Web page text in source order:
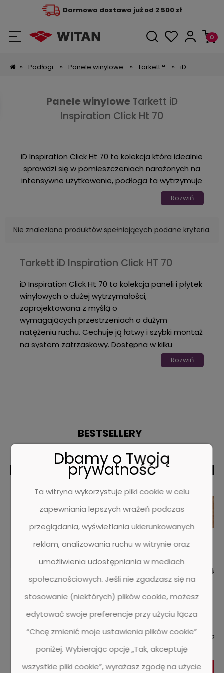
Darmowa dostawa już od 2 500 zł
» Podłogi » Panele winylowe » Tarkett™ » iD
Panele winyloweTarkett iD
Inspiration Click Ht 70
iD Inspiration Click Ht 70 to kolekcja która idealnie
sprawdzi się w pomieszczeniach narażonych na
intensywne użytkowanie, podłoga ta wytrzymuje
obciążenie statyczne i dynamiczne do 500 kg
dlatego będzie dobrym wyborem do takich
centra handlowe. System zatrzaskowy zapewnia
Rozwiń
Nie znaleziono produktów spełniających podane kryteria.
Tarkett iD Inspiration Click HT 70
iD Inspiration Click Ht 70 to kolekcja paneli i płytek
winylowych o dużej wytrzymałości,
zaprojektowana z myślą o
wymagających przestrzeniach o dużym
natężeniu ruchu. Cechuje ją łatwy i szybki montaż
na system zatrzaskowy. Dostępna w kilku
formatach, w panelu lub płytce. W kolekcji
dostępne są takie imitacje drewna jak:Natural,
Rozwiń
BESTSELLERY
BARP6P02031A P6P Jesion lakier biały - 2200
szt
676,50 zł
550,00 zł
DO KOSZYKA
Wic. Cork
167,00 zł
Dbamy o Twoją
prywatność
Ta witryna wykorzystuje pliki cookie w celu
zapewniania lepszych wrażeń podczas
przeglądania, wyświetlania ukierunkowanych
reklam, analizowania ruchu w witrynie oraz
umożliwienia udostępniania w mediach
społecznościowych. Jeśli nie zgadzasz się na
stosowanie (niektórych) plików cookie, możesz
edytować swoje preferencje przy użyciu łącza
“Chcę zmienić moje ustawienia plików cookie”
poniżej. Wybierając opcję „Tak, akceptuję
wszystkie pliki cookie”, wyrażasz zgodę na użycie